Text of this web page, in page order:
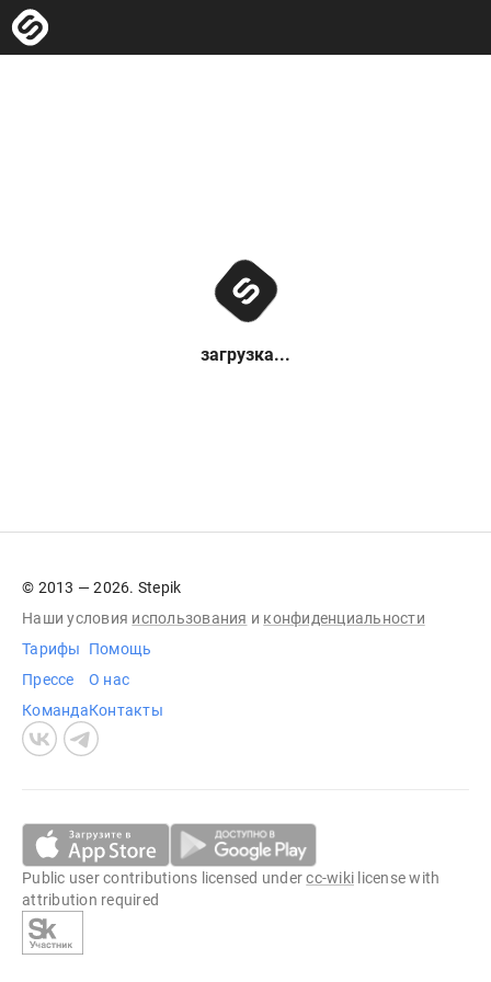
загрузка...
© 2013 — 2026. Stepik
Наши условия использования и конфиденциальности
Тарифы
Прессе
Команда
Помощь
О нас
Контакты
Public user contributions licensed undercc-wiki license with
attribution required